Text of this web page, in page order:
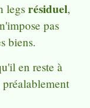
legs résiduel,
pas
biens.
en reste à